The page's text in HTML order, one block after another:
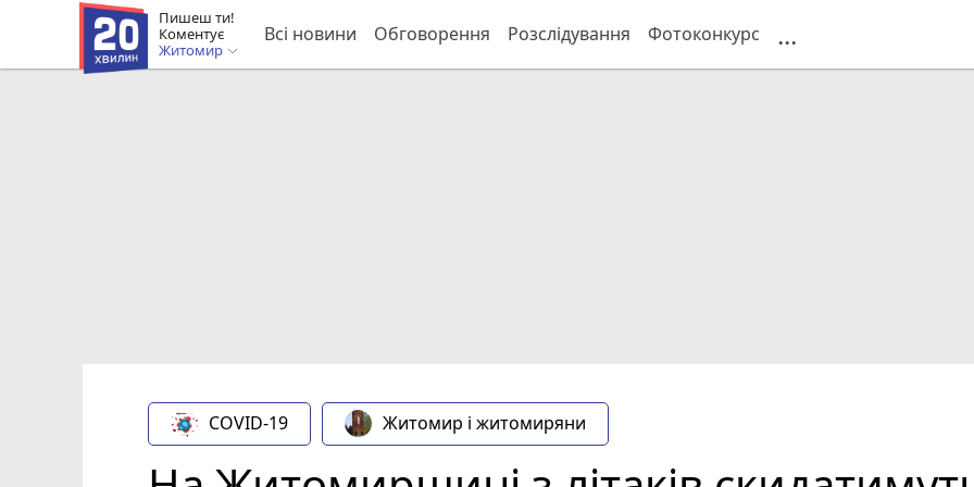
Пишеш ти!
Коментує
Житомир
Всі новини Обговорення Розслідування Фотоконкурс ...
COVID-19 Житомир і житомиряни